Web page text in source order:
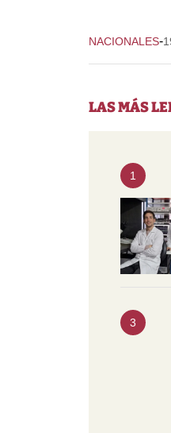
NACIONALES-
LAS MÁS
1
3